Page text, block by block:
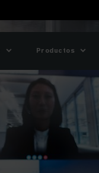
Productos